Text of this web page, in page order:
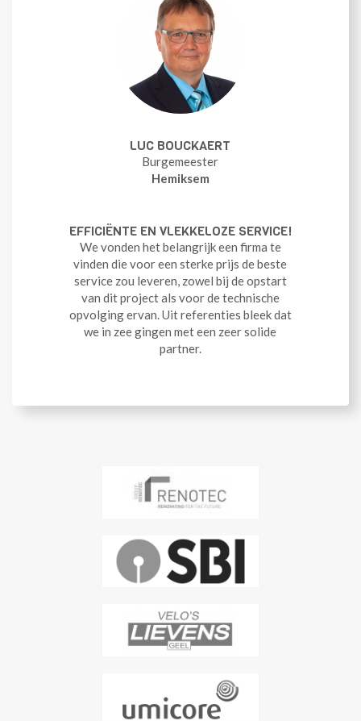
LUC BOUCKAERT
Burgemeester
Hemiksem
EFFICIËNTE EN VLEKKELOZE SERVICE!
We vonden het belangrijk een firma te
vinden die voor een sterke prijs de beste
service zou leveren, zowel bij de opstart
van dit project als voor de technische
opvolging ervan. Uit referenties bleek dat
we in zee gingen met een zeer solide
partner.